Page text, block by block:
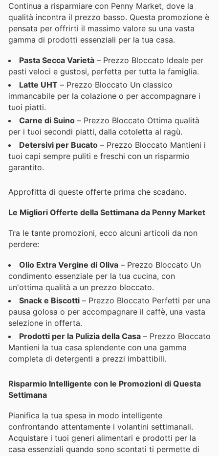
Continua a risparmiare con Penny Market, dove la
qualità incontra il prezzo basso. Questa promozione è
pensata per offrirti il massimo valore su una vasta
gamma di prodotti essenziali per la tua casa.
Pasta Secca Varietà – Prezzo Bloccato Ideale per
pasti veloci e gustosi, perfetta per tutta la famiglia.
Latte UHT – Prezzo Bloccato Un classico
immancabile per la colazione o per accompagnare i
tuoi piatti.
Carne di Suino – Prezzo Bloccato Ottima qualità
per i tuoi secondi piatti, dalla cotoletta al ragù.
Detersivi per Bucato – Prezzo Bloccato Mantieni i
tuoi capi sempre puliti e freschi con un risparmio
garantito.
Approfitta di queste offerte prima che scadano.
Le Migliori Offerte della Settimana da Penny Market
Tra le tante promozioni, ecco alcuni articoli da non
perdere:
Olio Extra Vergine di Oliva – Prezzo Bloccato Un
condimento essenziale per la tua cucina, con
un'ottima qualità a un prezzo bloccato.
Snack e Biscotti – Prezzo Bloccato Perfetti per una
pausa golosa o per accompagnare il caffè, una vasta
selezione in offerta.
Prodotti per la Pulizia della Casa – Prezzo Bloccato
Mantieni la tua casa splendente con una gamma
completa di detergenti a prezzi imbattibili.
Risparmio Intelligente con le Promozioni di Questa
Settimana
Pianifica la tua spesa in modo intelligente
confrontando attentamente i volantini settimanali.
Acquistare i tuoi generi alimentari e prodotti per la
casa essenziali quando sono scontati ti permette di